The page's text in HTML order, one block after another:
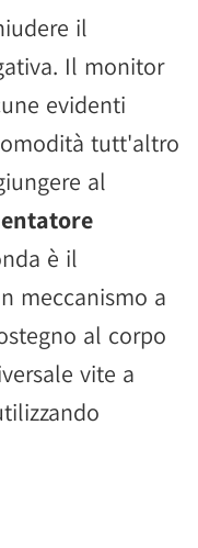
il
Il monitor
evidenti
tutt'altro
al
è il
meccanismo a
al corpo
vite a